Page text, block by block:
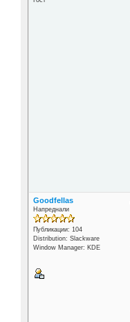
Goodfellas
Напреднали
Публикации: 104
Distribution: Slackware
Window Manager: KDE